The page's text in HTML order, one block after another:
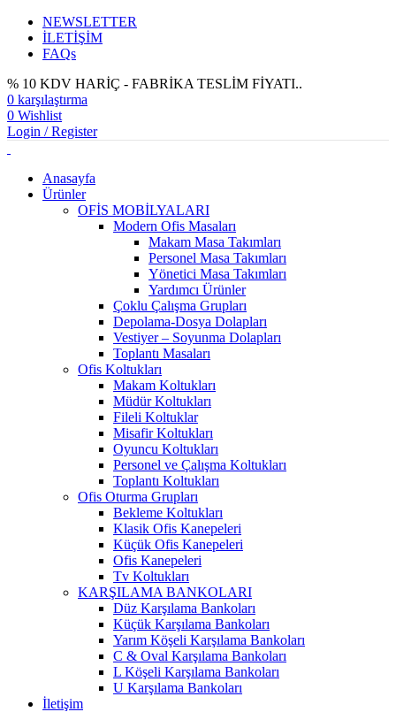
NEWSLETTER
İLETİŞİM
FAQs
% 10 KDV HARİÇ - FABRİKA TESLİM FİYATI..
0 karşılaştırma
0 Wishlist
Login / Register
Anasayfa
Ürünler
OFİS MOBİLYALARI
Modern Ofis Masaları
Makam Masa Takımları
Personel Masa Takımları
Yönetici Masa Takımları
Yardımcı Ürünler
Çoklu Çalışma Grupları
Depolama-Dosya Dolapları
Vestiyer – Soyunma Dolapları
Toplantı Masaları
Ofis Koltukları
Makam Koltukları
Müdür Koltukları
Fileli Koltuklar
Misafir Koltukları
Oyuncu Koltukları
Personel ve Çalışma Koltukları
Toplantı Koltukları
Ofis Oturma Grupları
Bekleme Koltukları
Klasik Ofis Kanepeleri
Küçük Ofis Kanepeleri
Ofis Kanepeleri
Tv Koltukları
KARŞILAMA BANKOLARI
Düz Karşılama Bankoları
Küçük Karşılama Bankoları
Yarım Köşeli Karşılama Bankoları
C & Oval Karşılama Bankoları
L Köşeli Karşılama Bankoları
U Karşılama Bankoları
İletişim